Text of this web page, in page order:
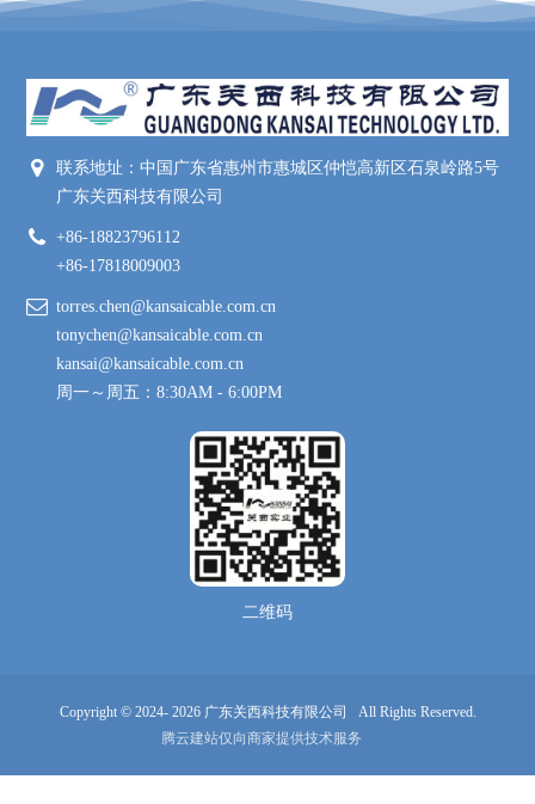
联系地址：中国广东省惠州市惠城区仲恺高新区石泉岭路5号
广东关西科技有限公司
+86-18823796112
+86-17818009003
torres.chen@kansaicable.com.cn
tonychen@kansaicable.com.cn
kansai@kansaicable.com.cn
周一～周五：8:30AM - 6:00PM
二维码
Copyright © 2024- 2026 广东关西科技有限公司 All Rights Reserved.
腾云建站仅向商家提供技术服务